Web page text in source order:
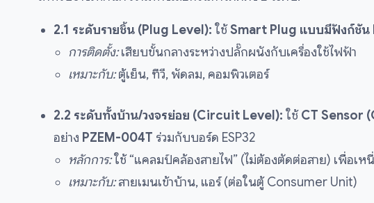
2.1 ระดับรายชิ้น (Plug Level): ใช้Smart Plug แบบมีฟังก์ชั
การติดตั้ง:เสียบขั้นกลางระหว่างปลั๊กผนังกับเครื่องใช้ไฟฟ้า
เหมาะกับ:ตู้เย็น, ทีวี, พัดลม, คอมพิวเตอร์
2.2 ระดับทั้งบ้าน/วงจรย่อย (Circuit Level): ใช้CT Sensor
อย่าง PZEM-004T ร่วมกับบอร์ด ESP32
หลักการ:ใช้ “แคลมป์คล้องสายไฟ” (ไม่ต้องตัดต่อสาย) เพื่อเ
เหมาะกับ:สายเมนเข้าบ้าน, แอร์ (ต่อในตู้ Consumer Unit)